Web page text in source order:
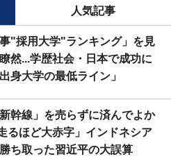
人気記事
事"採用大学"ランキング」を見
然...学歴社会・日本で成功に
身大学の最低ライン」
新幹線」を売らずに済んでよか
るほど大赤字」インドネシア
ち取った習近平の大誤算